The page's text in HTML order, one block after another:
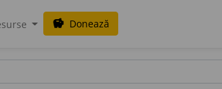
savings Donează